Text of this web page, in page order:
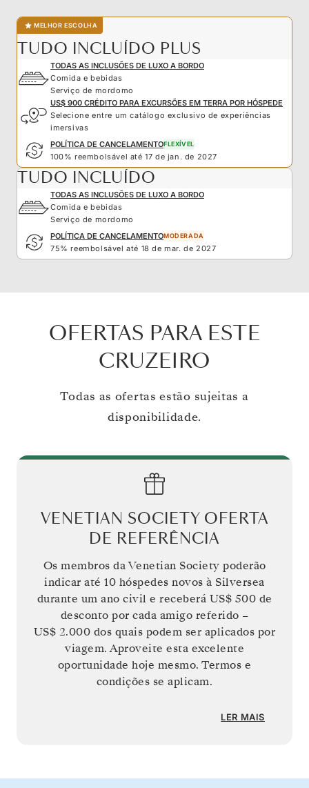
MELHOR ESCOLHA
TUDO INCLUÍDO PLUS
TODAS AS INCLUSÕES DE LUXO A BORDO
Comida e bebidas
Serviço de mordomo
US$ 900 CRÉDITO PARA EXCURSÕES EM TERRA POR HÓSPEDE
Selecione entre um catálogo exclusivo de experiências
imersivas
POLÍTICA DE CANCELAMENTOFLEXÍVEL
100% reembolsável até 17 de jan. de 2027
TUDO INCLUÍDO
TODAS AS INCLUSÕES DE LUXO A BORDO
Comida e bebidas
Serviço de mordomo
POLÍTICA DE CANCELAMENTOMODERADA
75% reembolsável até 18 de mar. de 2027
OFERTAS PARA ESTE
CRUZEIRO
Todas as ofertas estão sujeitas a
disponibilidade.
VENETIAN SOCIETY OFERTA
DE REFERÊNCIA
Os membros da Venetian Society poderão
indicar até 10 hóspedes novos à Silversea
durante um ano civil e receberá US$ 500 de
desconto por cada amigo referido –
US$ 2.000 dos quais podem ser aplicados por
viagem. Aproveite esta excelente
oportunidade hoje mesmo. Termos e
condições se aplicam.
LER MAIS